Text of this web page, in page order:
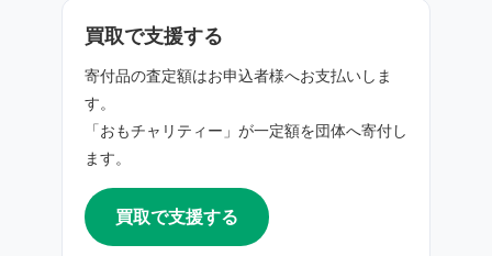
買取で支援する
寄付品の査定額はお申込者様へお支払いしま
す。
「おもチャリティー」が一定額を団体へ寄付し
ます。
買取で支援する